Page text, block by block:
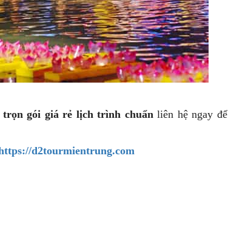
gói giá rẻ lịch trình chuẩnliên hệ ngay
d2tourmientrung.com